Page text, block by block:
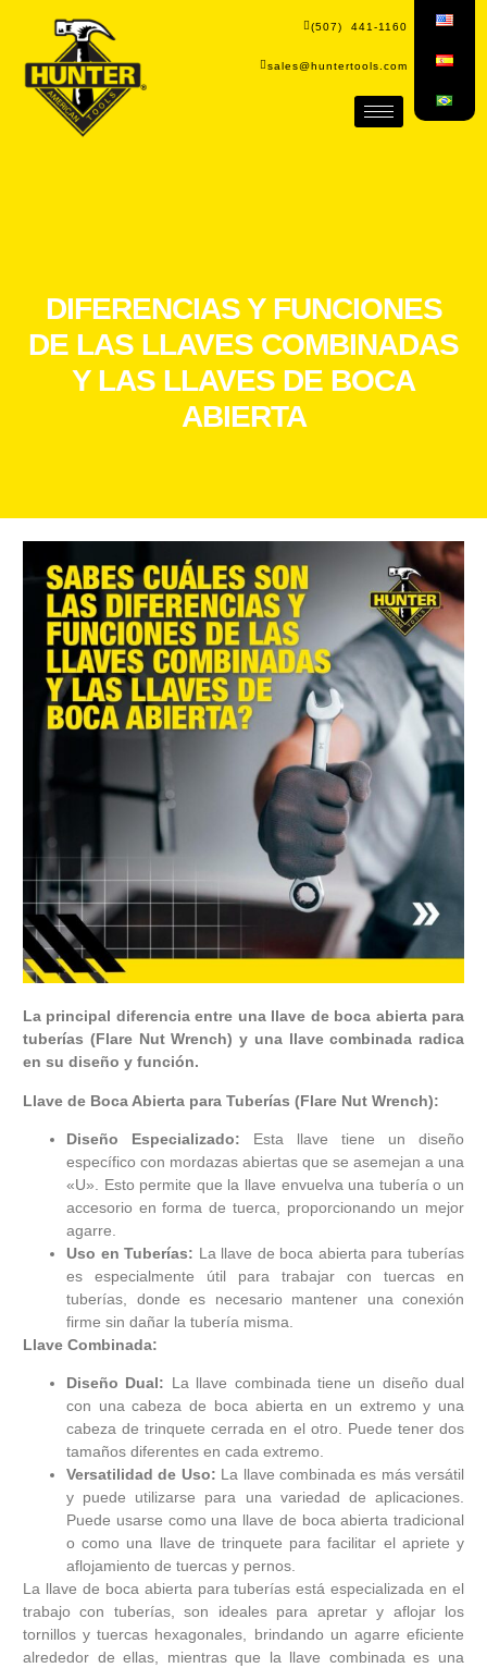
(507) 441-1160
sales@huntertools.com
DIFERENCIAS Y FUNCIONES
DE LAS LLAVES COMBINADAS
Y LAS LLAVES DE BOCA
ABIERTA
La principal diferencia entre una llave de boca abierta para
tuberías (Flare Nut Wrench) y una llave combinada radica
en su diseño y función.
Llave de Boca Abierta para Tuberías (Flare Nut Wrench):
Diseño Especializado: Esta llave tiene un diseño
específico con mordazas abiertas que se asemejan a una
«U». Esto permite que la llave envuelva una tubería o un
accesorio en forma de tuerca, proporcionando un mejor
agarre.
Uso en Tuberías: La llave de boca abierta para tuberías
es especialmente útil para trabajar con tuercas en
tuberías, donde es necesario mantener una conexión
firme sin dañar la tubería misma.
Llave Combinada:
Diseño Dual: La llave combinada tiene un diseño dual
con una cabeza de boca abierta en un extremo y una
cabeza de trinquete cerrada en el otro. Puede tener dos
tamaños diferentes en cada extremo.
Versatilidad de Uso: La llave combinada es más versátil
y puede utilizarse para una variedad de aplicaciones.
Puede usarse como una llave de boca abierta tradicional
o como una llave de trinquete para facilitar el apriete y
aflojamiento de tuercas y pernos.
La llave de boca abierta para tuberías está especializada en el
trabajo con tuberías, son ideales para apretar y aflojar los
tornillos y tuercas hexagonales, brindando un agarre eficiente
alrededor de ellas, mientras que la llave combinada es una